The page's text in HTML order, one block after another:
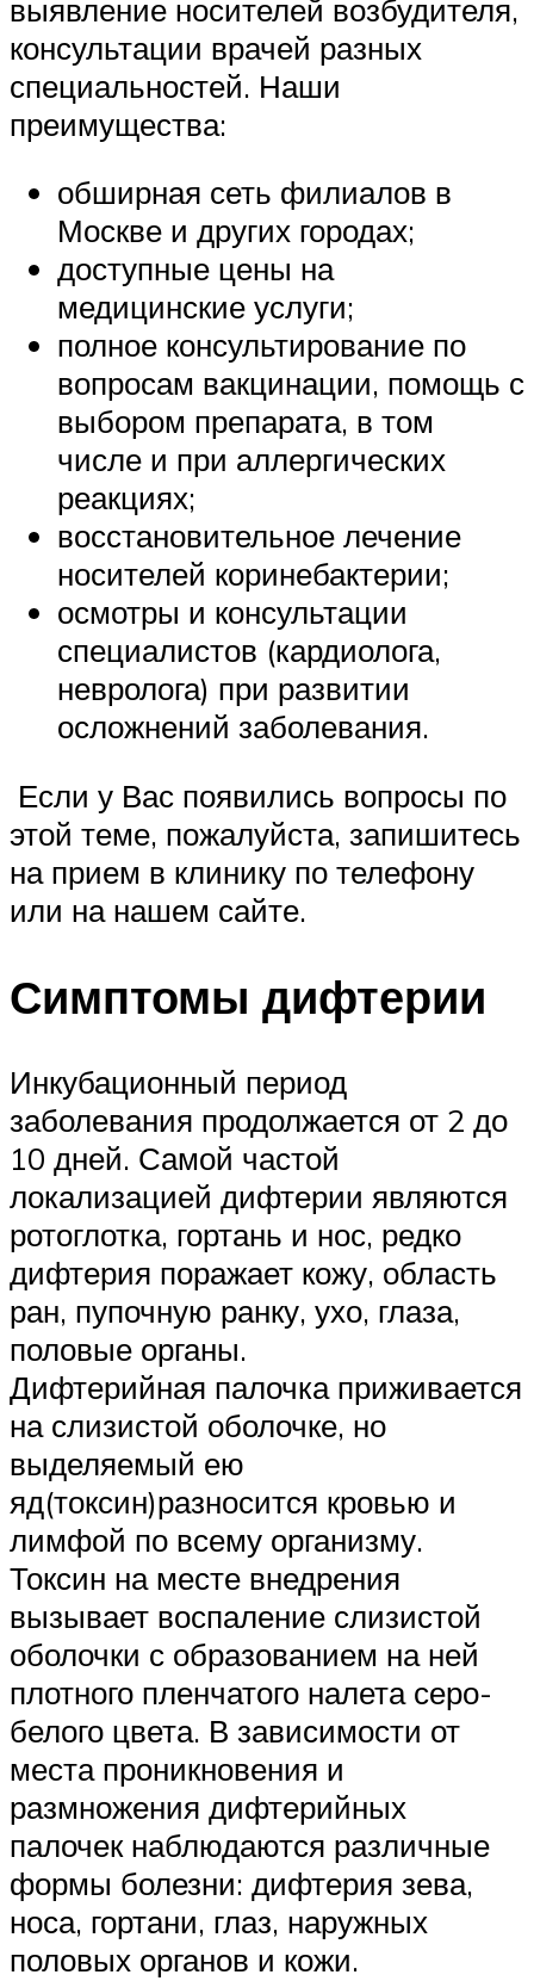
выявление носителей возбудителя,
консультации врачей разных
специальностей. Наши
преимущества:
обширная сеть филиалов в
Москве и других городах;
доступные цены на
медицинские услуги;
полное консультирование по
вопросам вакцинации, помощь с
выбором препарата, в том
числе и при аллергических
реакциях;
восстановительное лечение
носителей коринебактерии;
осмотры и консультации
специалистов (кардиолога,
невролога) при развитии
осложнений заболевания.
Если у Вас появились вопросы по
этой теме, пожалуйста, запишитесь
на прием в клинику по телефону
или на нашем сайте.
Симптомы дифтерии
Инкубационный период
заболевания продолжается от 2 до
10 дней. Самой частой
локализацией дифтерии являются
ротоглотка, гортань и нос, редко
дифтерия поражает кожу, область
ран, пупочную ранку, ухо, глаза,
половые органы.
Дифтерийная палочка приживается
на слизистой оболочке, но
выделяемый ею
яд(токсин)разносится кровью и
лимфой по всему организму.
Токсин на месте внедрения
вызывает воспаление слизистой
оболочки с образованием на ней
плотного пленчатого налета серо-
белого цвета. В зависимости от
места проникновения и
размножения дифтерийных
палочек наблюдаются различные
формы болезни: дифтерия зева,
носа, гортани, глаз, наружных
половых органов и кожи.